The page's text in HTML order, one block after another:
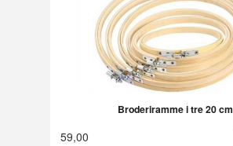
Broderiramme i tre 20 cm
59,00